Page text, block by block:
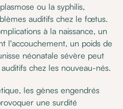
ou la syphilis,
auditifs chez le fœtus.
à la naissance, un
l'accouchement, un poids de
néonatale sévère peut
chez les nouveau-nés.
les gènes engendrés
une surdité